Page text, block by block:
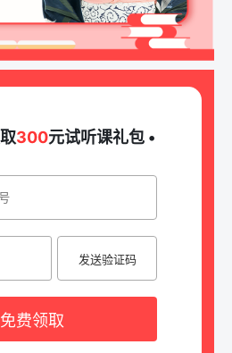
300元试听课礼包 •
发送验证码
免费领取